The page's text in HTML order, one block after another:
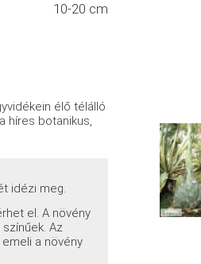
10-20 cm
élő télálló
híres botanikus,
idézi meg.
el. A növény
Az
a növény